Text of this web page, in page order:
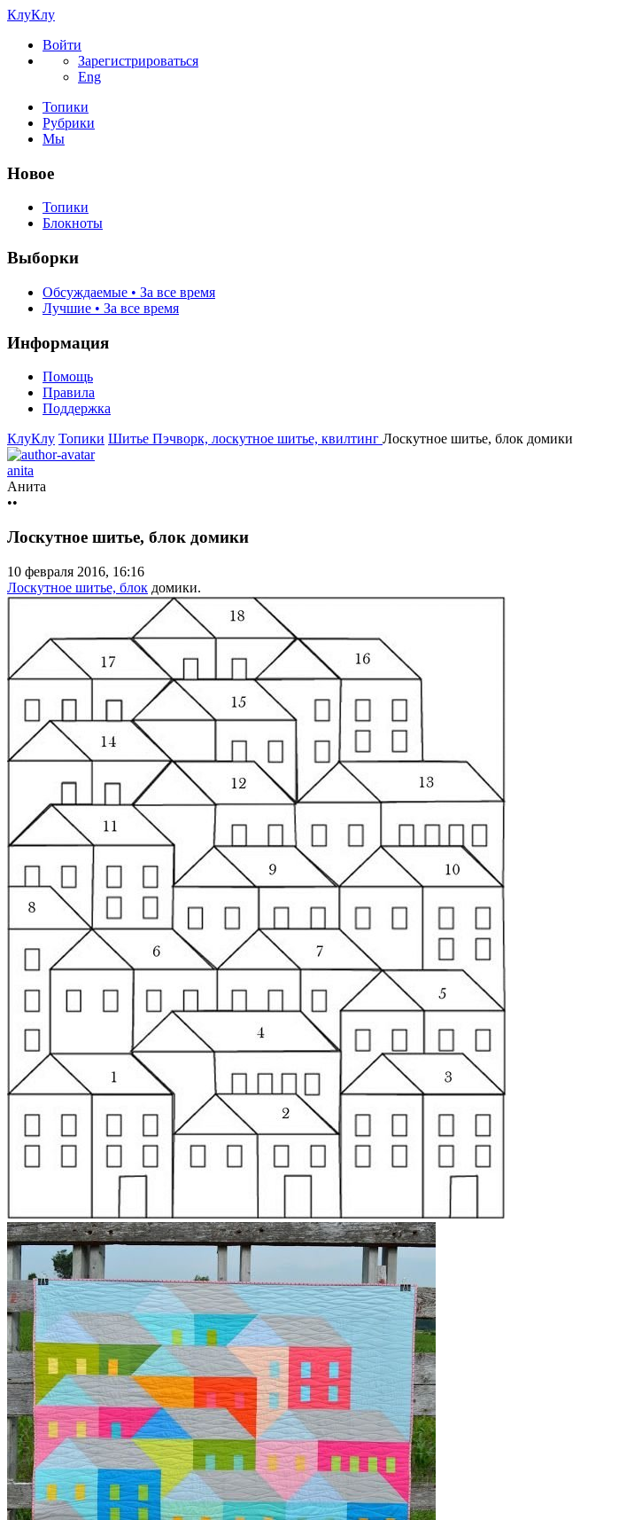
КлуКлу
Войти
Зарегистрироваться
Eng
Топики
Рубрики
Мы
Новое
Топики
Блокноты
Выборки
Обсуждаемые • За все время
Лучшие • За все время
Информация
Помощь
Правила
Поддержка
КлуКлу Топики Шитье Пэчворк, лоскутное шитье, квилтинг Лоскутное шитье, блок домики
anita
Анита
••
Лоскутное шитье, блок домики
10 февраля 2016, 16:16
Лоскутное шитье, блок домики.